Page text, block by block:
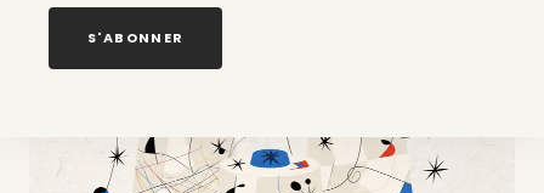
S'ABONNER